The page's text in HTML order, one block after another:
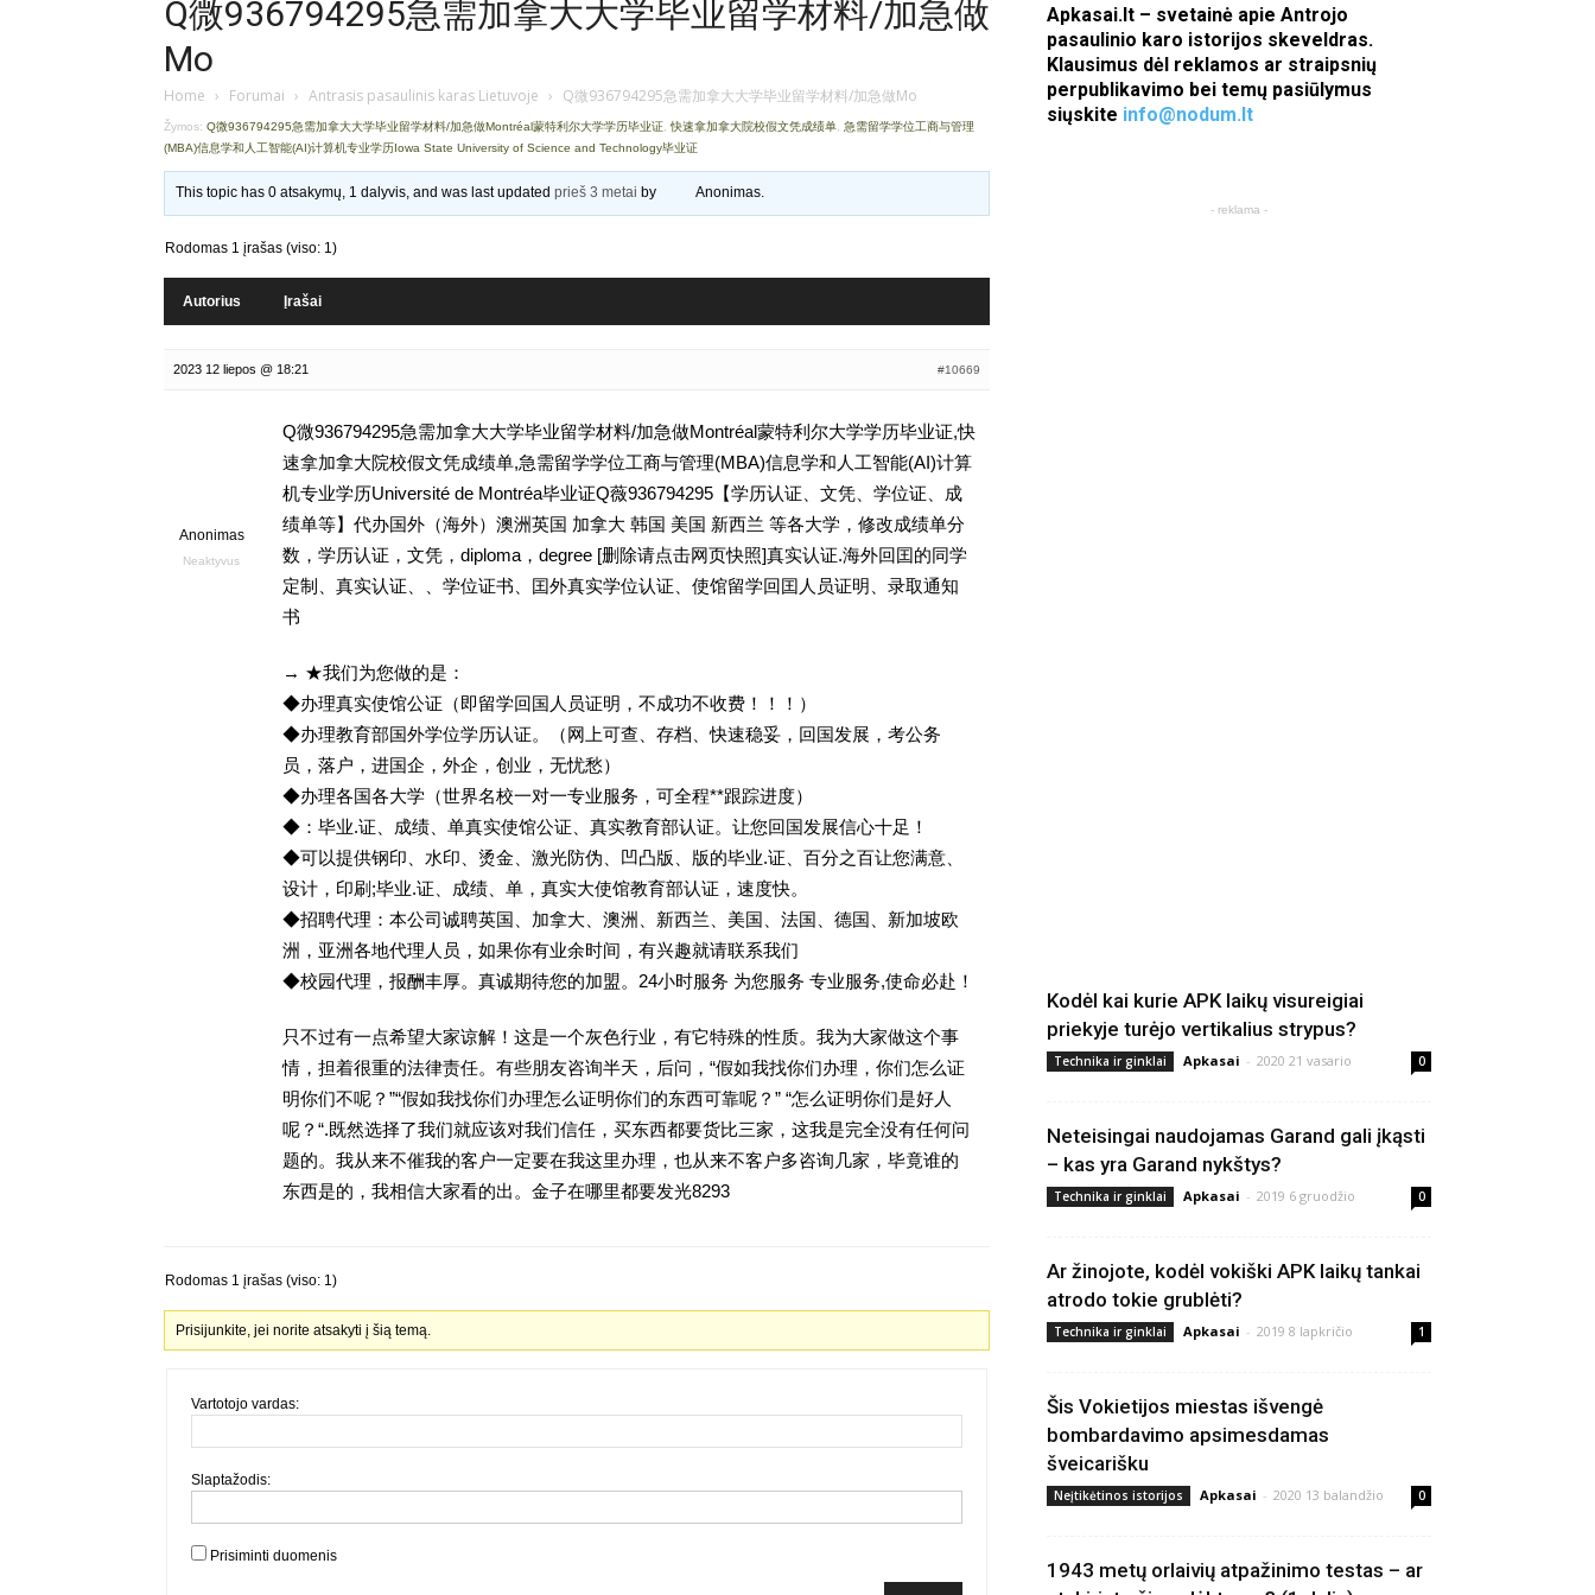
Q微936794295急需加拿大大学毕业留学材料/加急做
Mo
Home › Forumai › Antrasis pasaulinis karas Lietuvoje › Q微936794295急需加拿大大学毕业留学材料/加急做Mo
Žymos: Q微936794295急需加拿大大学毕业留学材料/加急做Montréal蒙特利尔大学学历毕业证 快速拿加拿大院校假文凭成绩单 急需留学学位工商与管理
(MBA)信息学和人工智能(AI)计算机专业学历Iowa State University of Science and Technology毕业证
This topic has 0 atsakymų, 1 dalyvis, and was last updatedprieš 3 metai by Anonimas.
Rodomas 1 įrašas (viso: 1)
Autorius Įrašai
2023 12 liepos @ 18:21 #10669
Anonimas
Neaktyvus
Q微936794295急需加拿大大学毕业留学材料/加急做Montréal蒙特利尔大学学历毕业证,快
速拿加拿大院校假文凭成绩单,急需留学学位工商与管理(MBA)信息学和人工智能(AI)计算
机专业学历Université de Montréa毕业证Q薇936794295【学历认证、文凭、学位证、成
绩单等】代办国外（海外）澳洲英国 加拿大 韩国 美国 新西兰 等各大学，修改成绩单分
数，学历认证，文凭，diploma，degree [删除请点击网页快照]真实认证.海外回囯的同学
定制、真实认证、、学位证书、囯外真实学位认证、使馆留学回囯人员证明、录取通知
书
→ ★我们为您做的是：
◆办理真实使馆公证（即留学回国人员证明，不成功不收费！！！）
◆办理教育部国外学位学历认证。（网上可查、存档、快速稳妥，回国发展，考公务
员，落户，进国企，外企，创业，无忧愁）
◆办理各国各大学（世界名校一对一专业服务，可全程**跟踪进度）
◆：毕业.证、成绩、单真实使馆公证、真实教育部认证。让您回国发展信心十足！
◆可以提供钢印、水印、烫金、激光防伪、凹凸版、版的毕业.证、百分之百让您满意、
设计，印刷;毕业.证、成绩、单，真实大使馆教育部认证，速度快。
◆招聘代理：本公司诚聘英国、加拿大、澳洲、新西兰、美国、法国、德国、新加坡欧
洲，亚洲各地代理人员，如果你有业余时间，有兴趣就请联系我们
◆校园代理，报酬丰厚。真诚期待您的加盟。24小时服务 为您服务 专业服务,使命必赴！
只不过有一点希望大家谅解！这是一个灰色行业，有它特殊的性质。我为大家做这个事
情，担着很重的法律责任。有些朋友咨询半天，后问，“假如我找你们办理，你们怎么证
明你们不呢？”“假如我找你们办理怎么证明你们的东西可靠呢？” “怎么证明你们是好人
呢？“.既然选择了我们就应该对我们信任，买东西都要货比三家，这我是完全没有任何问
题的。我从来不催我的客户一定要在我这里办理，也从来不客户多咨询几家，毕竟谁的
东西是的，我相信大家看的出。金子在哪里都要发光8293
Rodomas 1 įrašas (viso: 1)
Prisijunkite, jei norite atsakyti į šią temą.
Vartotojo vardas:
Slaptažodis:
Prisiminti duomenis
Apkasai.lt – svetainė apie Antrojo
pasaulinio karo istorijos skeveldras.
Klausimus dėl reklamos ar straipsnių
perpublikavimo bei temų pasiūlymus
siųskite info@nodum.lt
- reklama -
Kodėl kai kurie APK laikų visureigiai
priekyje turėjo vertikalius strypus?
Technika ir ginklai Apkasai - 2020 21 vasario 0
Neteisingai naudojamas Garand gali įkąsti
– kas yra Garand nykštys?
Technika ir ginklai Apkasai - 2019 6 gruodžio 0
Ar žinojote, kodėl vokiški APK laikų tankai
atrodo tokie grublėti?
Technika ir ginklai Apkasai - 2019 8 lapkričio 1
Šis Vokietijos miestas išvengė
bombardavimo apsimesdamas
šveicarišku
Neįtikėtinos istorijos Apkasai - 2020 13 balandžio 0
1943 metų orlaivių atpažinimo testas – ar